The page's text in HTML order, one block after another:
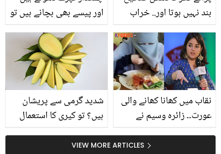
اور پیسے بھی بچانے ہیں تو
آج ہی گھر میں خود
ڈٹرجنٹ پاؤڈر بنائیں اور
کپڑوں کو چمکدار بنائیں
بند نہیں ہوتا اور.. خراب
پریشر ککر کو ٹھیک کرنے
کے 2 آسان اور سستے ٹپ
شدید گرمی سے پریشان
ہیں؟ تو کیری کا استعمال
کریں
نقاب میں کھانا کھانے والی
عورت۔۔ زائرہ وسیم نے
حجاب کرنے والی عورتوں
کے بارے میں کیا کہہ دیا؟VIEW MORE ARTICLES